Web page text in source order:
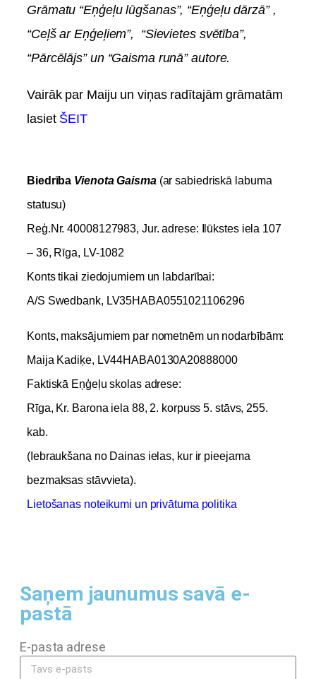
Biedrība Vienota Gaisma(ar sabiedriskā labuma
statusu)
Reģ.Nr. 40008127983, Jur. adrese: Ilūkstes iela 107
– 36, Rīga, LV-1082
Konts tikai ziedojumiem un labdarībai:
A/S Swedbank, LV35HABA0551021106296
Konts, maksājumiem par nometnēm un nodarbībām:
Maija Kadiķe, LV44HABA0130A20888000
Faktiskā Eņģeļu skolas adrese:
Rīga, Kr. Barona iela 88, 2. korpuss 5. stāvs, 255.
kab.
(Iebraukšana no Dainas ielas, kur ir pieejama
bezmaksas stāvvieta).
Lietošanas noteikumi un privātuma politika
Grāmatu “Eņģeļu lūgšanas”, “Eņģeļu dārzā” ,
“Ceļš ar Eņģeļiem”, “Sievietes svētība”,
“Pārcēlājs” un “Gaisma runā” autore.
Vairāk par Maiju un viņas radītajām grāmatām
lasiet ŠEIT
Saņem jaunumus savā e-
pastā
E-pasta adrese